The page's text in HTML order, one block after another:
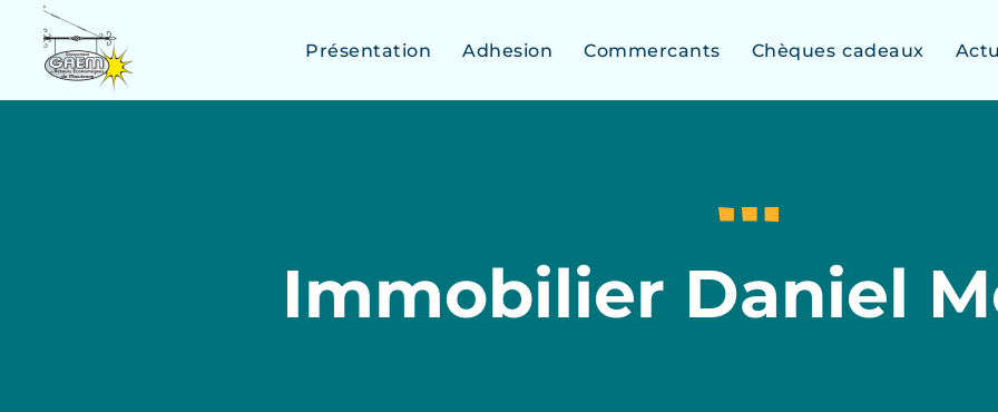
Présentation Adhesion Commercants Chèques cadeaux
Immobilier Daniel